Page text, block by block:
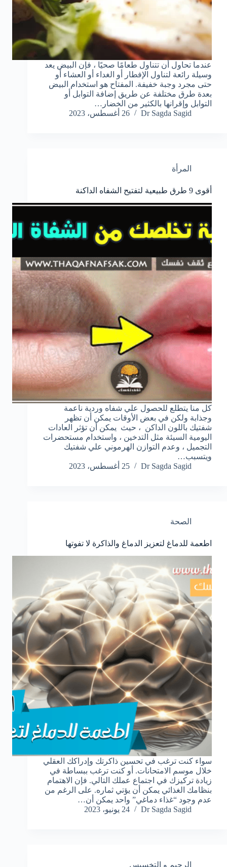
عندما تحاول أن تتناول طعامًا صحيًا ، فإن البيض يعد
وسيلة رائعة لتناول الإفطار أو الغداء أو العشاء أو
حتى مجرد وجبة خفيفة. المفتاح هو استخدام البيض
بعدة طرق مختلفة عن طريق إضافة التوابل أو
التوابل وإقرانها بالكثير من الخضار…
Dr Sagda Sagid
26 أغسطس، 2023
المرأة
أقوى 9 طرق طبيعية لتفتيح الشفاه الداكنة
كل منا يتطلع للحصول علي شفاه وردية ناعمة
وجذابة ولكن في بعض الأوقات يمكن أن تظهر
شفتيك باللون الداكن ، حيث يمكن أن تؤثر العادات
اليومية السيئة مثل التدخين ، واستخدام مستحضرات
التجميل ، وعدم التوازن الهرموني علي شفتيك
ويتسبب…
Dr Sagda Sagid
25 أغسطس، 2023
الصحة
اطعمة للدماغ لتعزيز الدماغ والذاكرة لا تفوتها
سواء كنت ترغب في تحسين ذاكرتك وإدراكك العقلي
خلال موسم الامتحانات. أو كنت ترغب ببساطة في
زيادة تركيزك في اجتماع عملك التالي. فإن الاهتمام
بنظامك الغذائي يمكن أن يؤتي ثماره. على الرغم من
عدم وجود “غذاء دماغي” واحد يمكن أن…
Dr Sagda Sagid
24 يونيو، 2023
الرجيم و التخسيس